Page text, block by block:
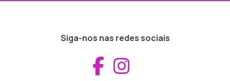
Siga-nos nas redes sociais
Aceder ao